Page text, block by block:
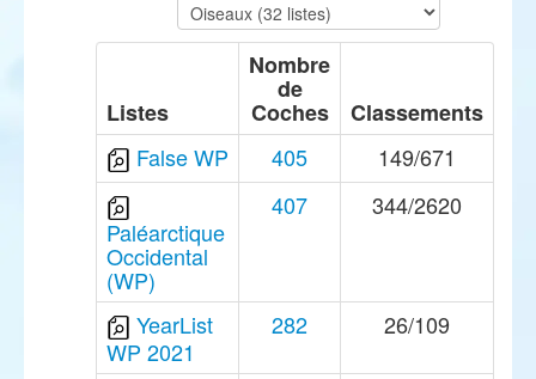
Listes
Nombre
de
Coches
Classements
False WP
405 149/671
Paléarctique
Occidental
(WP)
407 344/2620
YearList
WP 2021
282 26/109